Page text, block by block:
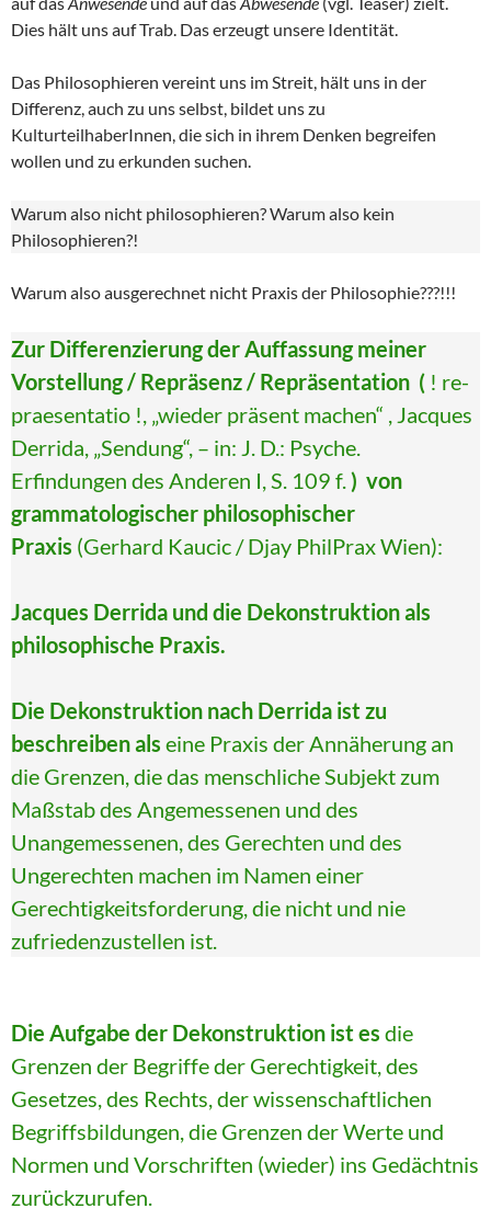
Dies hält uns auf Trab. Das erzeugt unsere Identität.
Das Philosophieren vereint uns im Streit, hält uns in der
Differenz, auch zu uns selbst, bildet uns zu
KulturteilhaberInnen, die sich in ihrem Denken begreifen
wollen und zu erkunden suchen.
Warum also nicht philosophieren? Warum also kein
Philosophieren?!
Warum also ausgerechnet nicht Praxis der Philosophie???!!!
Zur Differenzierung der Auffassung meiner
Vorstellung / Repräsenz / Repräsentation ( ! re-
praesentatio !, „wieder präsent machen“ , Jacques
Derrida, „Sendung“, – in: J. D.: Psyche.
Erfindungen des Anderen I, S. 109 f.) von
grammatologischer philosophischer
Praxis (Gerhard Kaucic / Djay PhilPrax Wien):
Jacques Derrida und die Dekonstruktion als
philosophische Praxis.
Die Dekonstruktion nach Derrida ist zu
beschreiben als eine Praxis der Annäherung an
die Grenzen, die das menschliche Subjekt zum
Maßstab des Angemessenen und des
Unangemessenen, des Gerechten und des
Ungerechten machen im Namen einer
Gerechtigkeitsforderung, die nicht und nie
zufriedenzustellen ist.
Die Aufgabe der Dekonstruktion ist es die
Grenzen der Begriffe der Gerechtigkeit, des
Gesetzes, des Rechts, der wissenschaftlichen
Begriffsbildungen, die Grenzen der Werte und
Normen und Vorschriften (wieder) ins Gedächtnis
zurückzurufen.